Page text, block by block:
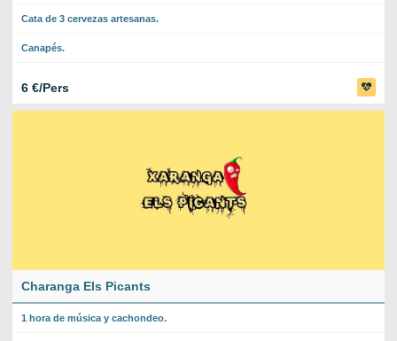
Cata de 3 cervezas artesanas.
Canapés.
6 €/Pers
Charanga Els Picants
1 hora de música y cachondeo.